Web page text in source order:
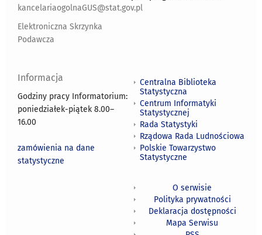
kancelariaogolnaGUS@stat.gov.pl
Elektroniczna Skrzynka
Podawcza
Informacja
Godziny pracy Informatorium:
poniedziałek-piątek 8.00–
16.00
zamówienia na dane
statystyczne
Centralna Biblioteka
Statystyczna
Centrum Informatyki
Statystycznej
Rada Statystyki
Rządowa Rada Ludnościowa
Polskie Towarzystwo
Statystyczne
O serwisie
Polityka prywatności
Deklaracja dostępności
Mapa Serwisu